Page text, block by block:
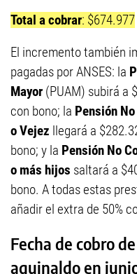
Total a cobrar: $674.977
El incremento también
pagadas por ANSES: la
Mayor (PUAM) subirá a
con bono; la Pensión
o Vejez llegará a
bono; y la Pensión No
o más hijos saltará a
bono. A todas estas
añadir el extra de 50%
Fecha de cobro
aguinaldo en